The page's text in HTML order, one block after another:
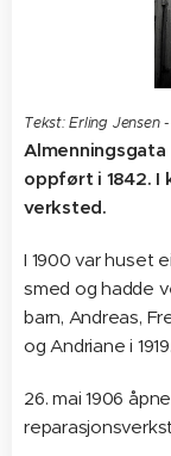
Tekst: Erling Jensen
Almenningsgata
oppført i 1842.
verksted.
I 1900 var huset
smed og hadde
barn, Andreas,
og Andriane i 1919.
26. mai 1906